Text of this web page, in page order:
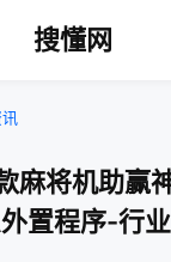
搜懂网
麻将机助赢
置程序-行